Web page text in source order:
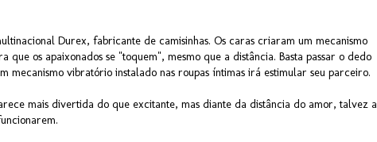
Durex, fabricante de camisinhas. Os caras criaram um mecanismo
os apaixonados se "toquem", mesmo que a distância. Basta passar o dedo
mecanismo vibratório instalado nas roupas íntimas irá estimular seu parceiro.
mais divertida do que excitante, mas diante da distância do amor, talvez a